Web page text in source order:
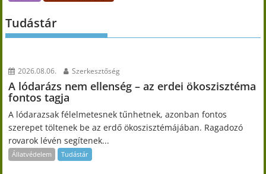
Tudástár
2026.08.06. Szerkesztőség
A lódarázs nem ellenség – az erdei ökoszisztéma
fontos tagja
A lódarazsak félelmetesnek tűnhetnek, azonban fontos
szerepet töltenek be az erdő ökoszisztémájában. Ragadozó
rovarok lévén segítenek...
Állatvédelem Tudástár